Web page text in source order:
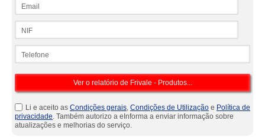
Li e aceito as Condições gerais, Condições de Utilização e Política de
privacidade. Também autorizo a eInforma a enviar informação sobre
atualizações e melhorias do serviço.